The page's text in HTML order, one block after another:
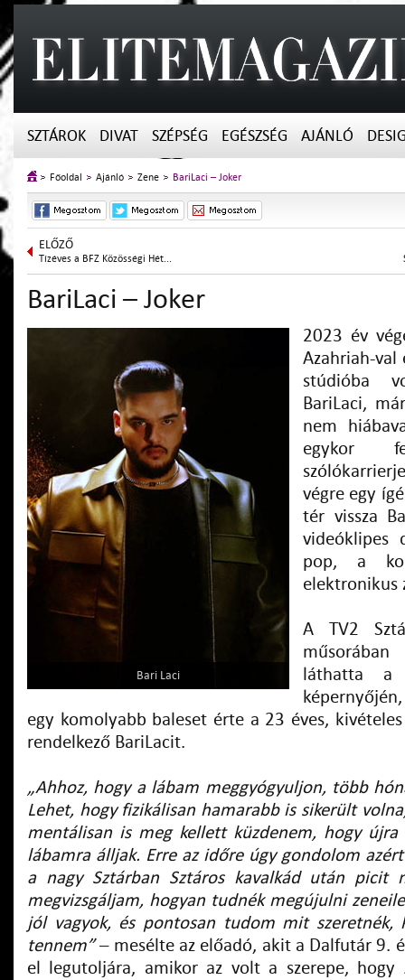
SZTÁROK DIVAT SZÉPSÉG EGÉSZSÉG AJÁNLÓ
Főoldal Ajánló Zene BariLaci – Joker
ELŐZŐ
Tízéves a BFZ Közösségi Hét...
BariLaci – Joker
Bari Laci
2023 év
Azahriah-val
stúdióba
BariLaci,
nem
egykor
végre egy
tér vissza
videóklipes
pop, a
elektronikus
A TV2
láthatta a
egy komolyabb baleset érte a 23 éves,
rendelkező BariLacit.
„Ahhoz, hogy a lábam meggyógyuljon, több
Lehet, hogy fizikálisan hamarabb is sikerült
mentálisan is meg kellett küzdenem, hogy újra
lábamra álljak. Erre az időre úgy gondolom
a nagy Sztárban Sztáros kavalkád után picit
megvizsgáljam, hogyan tudnék megújulni
jól vagyok, és pontosan tudom mit szeretnék,
tennem”– mesélte az előadó, akit a Dalfutár 9.
el legutoljára, amikor az volt a szerepe, hogy